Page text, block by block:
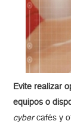
Evite realizar
equipos o
cybercafés y